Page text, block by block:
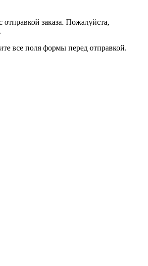
заказа. Пожалуйста,
все поля формы перед отправкой.